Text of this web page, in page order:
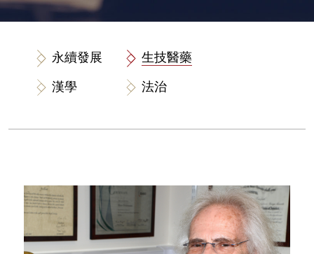
永續發展 生技醫藥
漢學 法治